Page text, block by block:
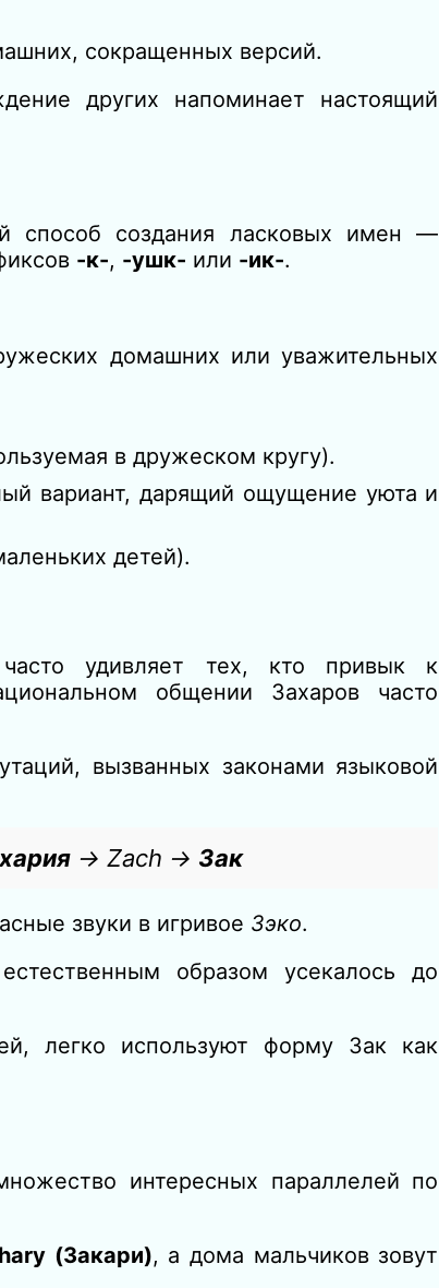
сокращенных версий.
других напоминает настоящий
способ создания ласковых имен —
-к-, -ушк- или -ик-.
домашних или уважительных
в дружеском кругу).
вариант, дарящий ощущение уюта и
детей).
удивляет тех, кто привык к
общении Захаров часто
вызванных законами языковой
→ Zach → Зак
звуки в игривое Зэко.
образом усекалось до
легко используют форму Зак как
интересных параллелей по
(Закари), а дома мальчиков зовут